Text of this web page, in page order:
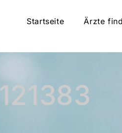
Startseite Ärzte
121383